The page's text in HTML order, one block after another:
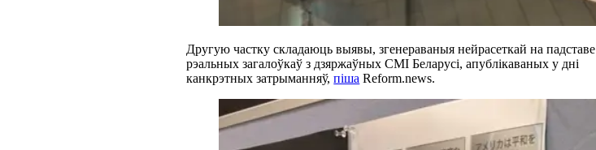
Другую частку складаюць выявы, згенераваныя нейрасеткай на падставе
рэальных загалоўкаў з дзяржаўных СМІ Беларусі, апублікаваных у дні
канкрэтных затрыманняў,піша Reform.news.